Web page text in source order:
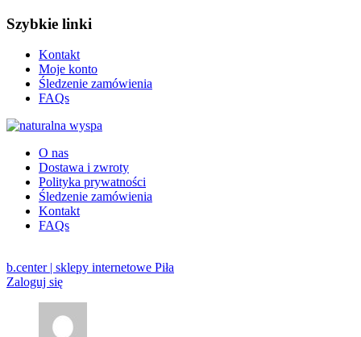
Szybkie linki
Kontakt
Moje konto
Śledzenie zamówienia
FAQs
O nas
Dostawa i zwroty
Polityka prywatności
Śledzenie zamówienia
Kontakt
FAQs
b.center | sklepy internetowe Piła
Zaloguj się